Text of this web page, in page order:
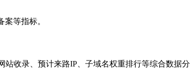
等指标。
收录、预计来路IP、子域名权重排行等综合数据分